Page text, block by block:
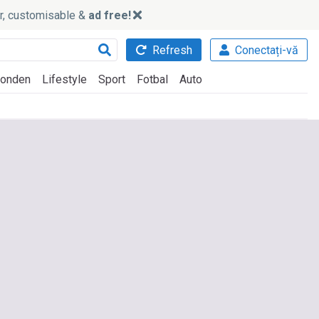
customisable & ad free!
Refresh Conectați-vă
Lifestyle Sport Fotbal Auto